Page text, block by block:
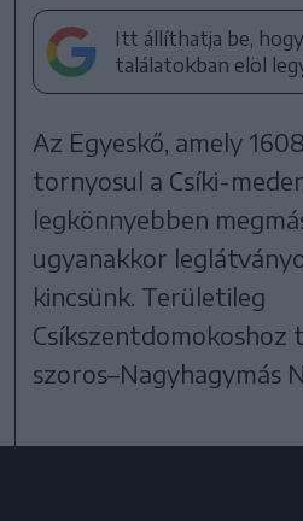
Itt állíthatja be,
találatokban elöl
Az Egyeskő, amely
tornyosul a Csíki-
legkönnyebben
ugyanakkor
kincsünk. Területileg
Csíkszentdomokoshoz
szoros–Nagyhagymás